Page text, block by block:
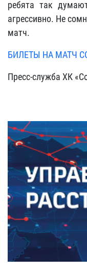
ребята так
агрессивно. Не
матч.
БИЛЕТЫ НА МАТЧ
Пресс-служба ХК